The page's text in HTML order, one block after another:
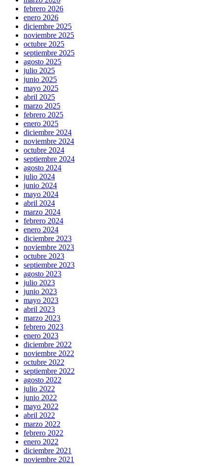
febrero 2026
enero 2026
diciembre 2025
noviembre 2025
octubre 2025
septiembre 2025
agosto 2025
julio 2025
junio 2025
mayo 2025
abril 2025
marzo 2025
febrero 2025
enero 2025
diciembre 2024
noviembre 2024
octubre 2024
septiembre 2024
agosto 2024
julio 2024
junio 2024
mayo 2024
abril 2024
marzo 2024
febrero 2024
enero 2024
diciembre 2023
noviembre 2023
octubre 2023
septiembre 2023
agosto 2023
julio 2023
junio 2023
mayo 2023
abril 2023
marzo 2023
febrero 2023
enero 2023
diciembre 2022
noviembre 2022
octubre 2022
septiembre 2022
agosto 2022
julio 2022
junio 2022
mayo 2022
abril 2022
marzo 2022
febrero 2022
enero 2022
diciembre 2021
noviembre 2021